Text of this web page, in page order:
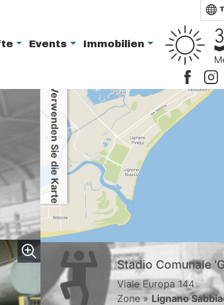
Events Immobilien
Verwenden Sie die Karte
Stadio Comunale
Viale Europa 144
Zone » Lignano